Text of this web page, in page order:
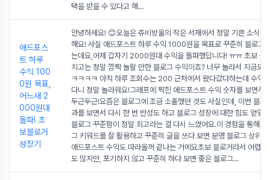
택을 받을 수 있다고 해...
애드포스
트 하루
수익 100
0원 목표,
어느새 2
000원대
돌파! 초
보블로거
성장기
안녕하세요! 😊오늘은 쥬비방울의 작은 서재에서 정말 기쁜 소식을
해요! 사실 애드포스트 하루 수익 1000원을 목표로 꾸준히 블로그
는데요,어제 갑자기 2000원대 수익을 돌파했답니다! ㅠㅠ 초보 블
치고는 정말 깜짝 놀랄 만한 블로그 수익이죠? 너무 놀라서 지금도
ㅋㅋㅋㅋ 아직 하루 조회수는 200 근처에서 왔다갔다하는데 수익
다니 정말 놀라워요!그래프에 찍힌 애드포스트 수익 숫자를 보면서
두근두근!요즘은 블로그에 조금 소홀했던 것도 사실인데, 이번 블로
과를 보면서 다시 한 번 반성도 하고 블로그 성장에 대한 힘도 얻었
블로그 꾸준함이 정말 최고라는 걸 다시 느꼈어요.이 경험을 통해
그 키워드를 잘 활용하고 꾸준히 글을 쓰다 보면 분명 블로그 상위
애드포스트 수익도 따라올꺼 같나는 거에요초보 블로거라서 어렵게
도 많지만, 포기하지 않고 꾸준히 하다 보면 좋은 블로그...